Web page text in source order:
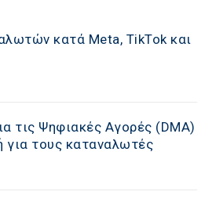
κατά Meta, TikTok και
τις Ψηφιακές Αγορές (DMA)
για τους καταναλωτές